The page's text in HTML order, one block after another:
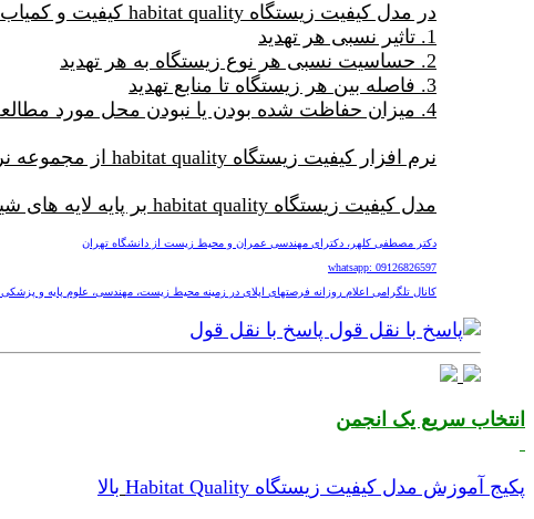
در مدل کیفیت زیستگاه habitat quality کیفیت و کمیاب بودن زیستگاه تابعی از چهار عامل زیر در نظر گرفته شده است:
1. تاثیر نسبی هر تهدید
2. حساسیت نسبی هر نوع زیستگاه به هر تهدید
3. فاصله بین هر زیستگاه تا منابع تهدید
4. میزان حفاظت شده بودن یا نبودن محل مورد مطالعه
نرم افزار کیفیت زیستگاه habitat quality از مجموعه نرم افزارهای ارزشگذاری خدمات اکوسیستمی Invest می باشد و توسط دانشگاه استنفورد ارائه شده است.
مدل کیفیت زیستگاه habitat quality بر پایه لایه های شیپ فایل shp و رستر فایلها کار میکند.
دکتر مصطفی کلهر، دکترای مهندسی عمران و محیط زیست از دانشگاه تهران
whatsapp: 09126826597
کانال تلگرامی اعلام روزانه فرصتهای اپلای در زمینه محیط زیست، مهندسی، علوم پایه و پزشکی apply_env@
پاسخ با نقل قول
انتخاب سریع یک انجمن
پکیج آموزش مدل کیفیت زیستگاه Habitat Quality
بالا